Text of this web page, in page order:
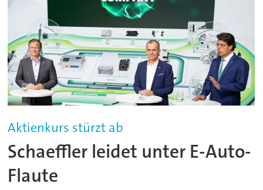
Aktienkurs stürzt ab
Schaeffler leidet unter E-Auto-
Flaute